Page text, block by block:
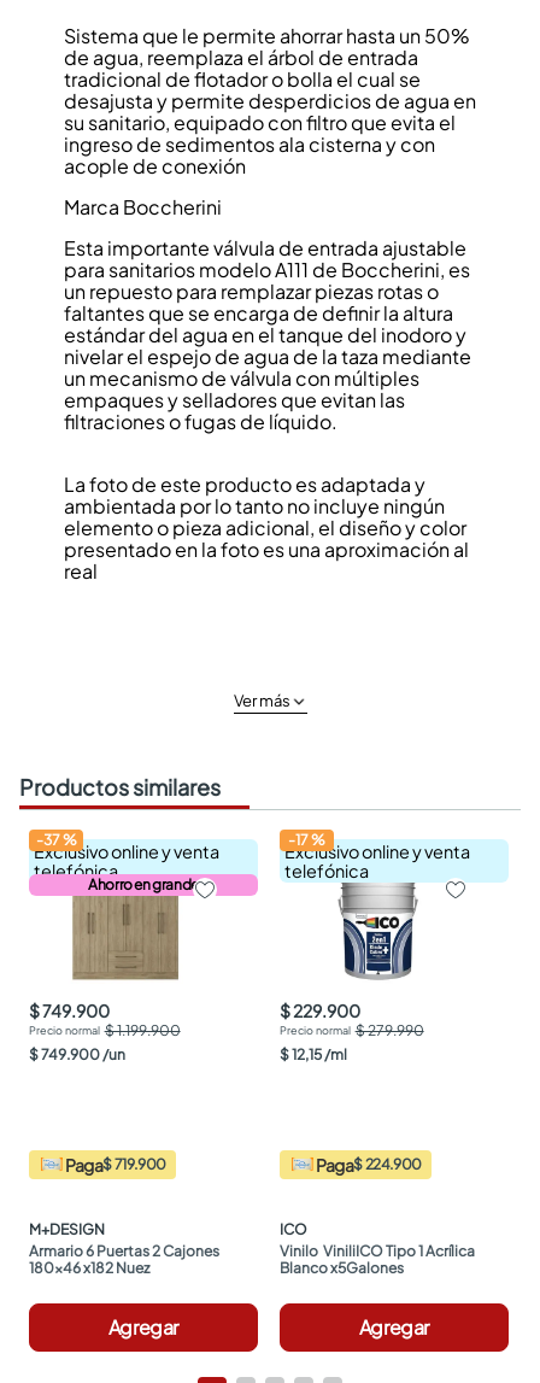
Sistema que le permite ahorrar hasta un 50%
de agua, reemplaza el árbol de entrada
tradicional de flotador o bolla el cual se
desajusta y permite desperdicios de agua en
su sanitario, equipado con filtro que evita el
ingreso de sedimentos ala cisterna y con
acople de conexión
Marca Boccherini
Esta importante válvula de entrada ajustable
para sanitarios modelo A111 de Boccherini, es
un repuesto para remplazar piezas rotas o
faltantes que se encarga de definir la altura
estándar del agua en el tanque del inodoro y
nivelar el espejo de agua de la taza mediante
un mecanismo de válvula con múltiples
empaques y selladores que evitan las
filtraciones o fugas de líquido.
La foto de este producto es adaptada y
ambientada por lo tanto no incluye ningún
elemento o pieza adicional, el diseño y color
presentado en la foto es una aproximación al
real
Ver más
Productos similares
Exclusivo online y venta
telefónica
Ahorro en grande
-37%
$ 749.900
$ 1.199.900
$749.900 /un
Paga$ 719.900
M+DESIGN
Armario 6 Puertas 2 Cajones
180x46 x182 Nuez
Agregar
Exclusivo online y venta
telefónica
-17%
$ 229.900
$ 279.990
$12,15 /ml
Paga$ 224.900
ICO
Vinilo  ViniliICO Tipo 1 Acrílica
Blanco x5Galones
Agregar